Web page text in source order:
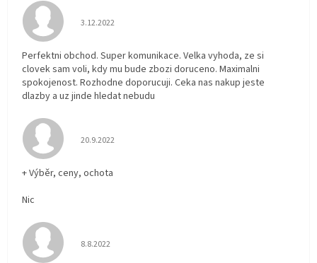
Hodnocení obchodu je 5 z 5 hvězdiček.
3.12.2022
Perfektni obchod. Super komunikace. Velka vyhoda, ze si
clovek sam voli, kdy mu bude zbozi doruceno. Maximalni
spokojenost. Rozhodne doporucuji. Ceka nas nakup jeste
dlazby a uz jinde hledat nebudu
Hodnocení obchodu je 5 z 5 hvězdiček.
20.9.2022
+ Výběr, ceny, ochota
Nic
Hodnocení obchodu je 5 z 5 hvězdiček.
8.8.2022